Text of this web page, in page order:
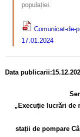
populației.
Comunicat-de-
17.01.2024
Data
„Execuție lucrări de
stații de pompare